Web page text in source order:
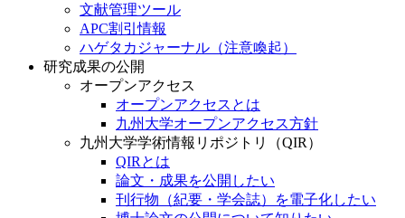
文献管理ツール
APC割引情報
ハゲタカジャーナル（注意喚起）
研究成果の公開
オープンアクセス
オープンアクセスとは
九州大学オープンアクセス方針
九州大学学術情報リポジトリ（QIR）
QIRとは
論文・成果を公開したい
刊行物（紀要・学会誌）を電子化したい